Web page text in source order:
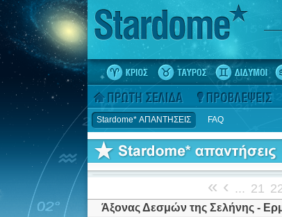
Stardome* ΑΠΑΝΤΗΣΕΙΣ FAQ
« ‹ ... 21
Άξονας Δεσμών της Σελήνης -